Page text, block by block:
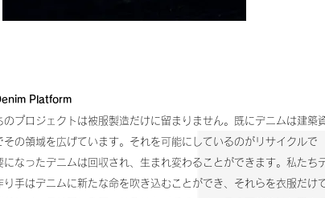
Platform
のプロジェクトは被服製造だけに留まりません。既にデニムは建築
その領域を広げています。それを可能にしているのがリサイクルで
になったデニムは回収され、生まれ変わることができます。私たち
り手はデニムに新たな命を吹き込むことができ、それらを衣服だけ